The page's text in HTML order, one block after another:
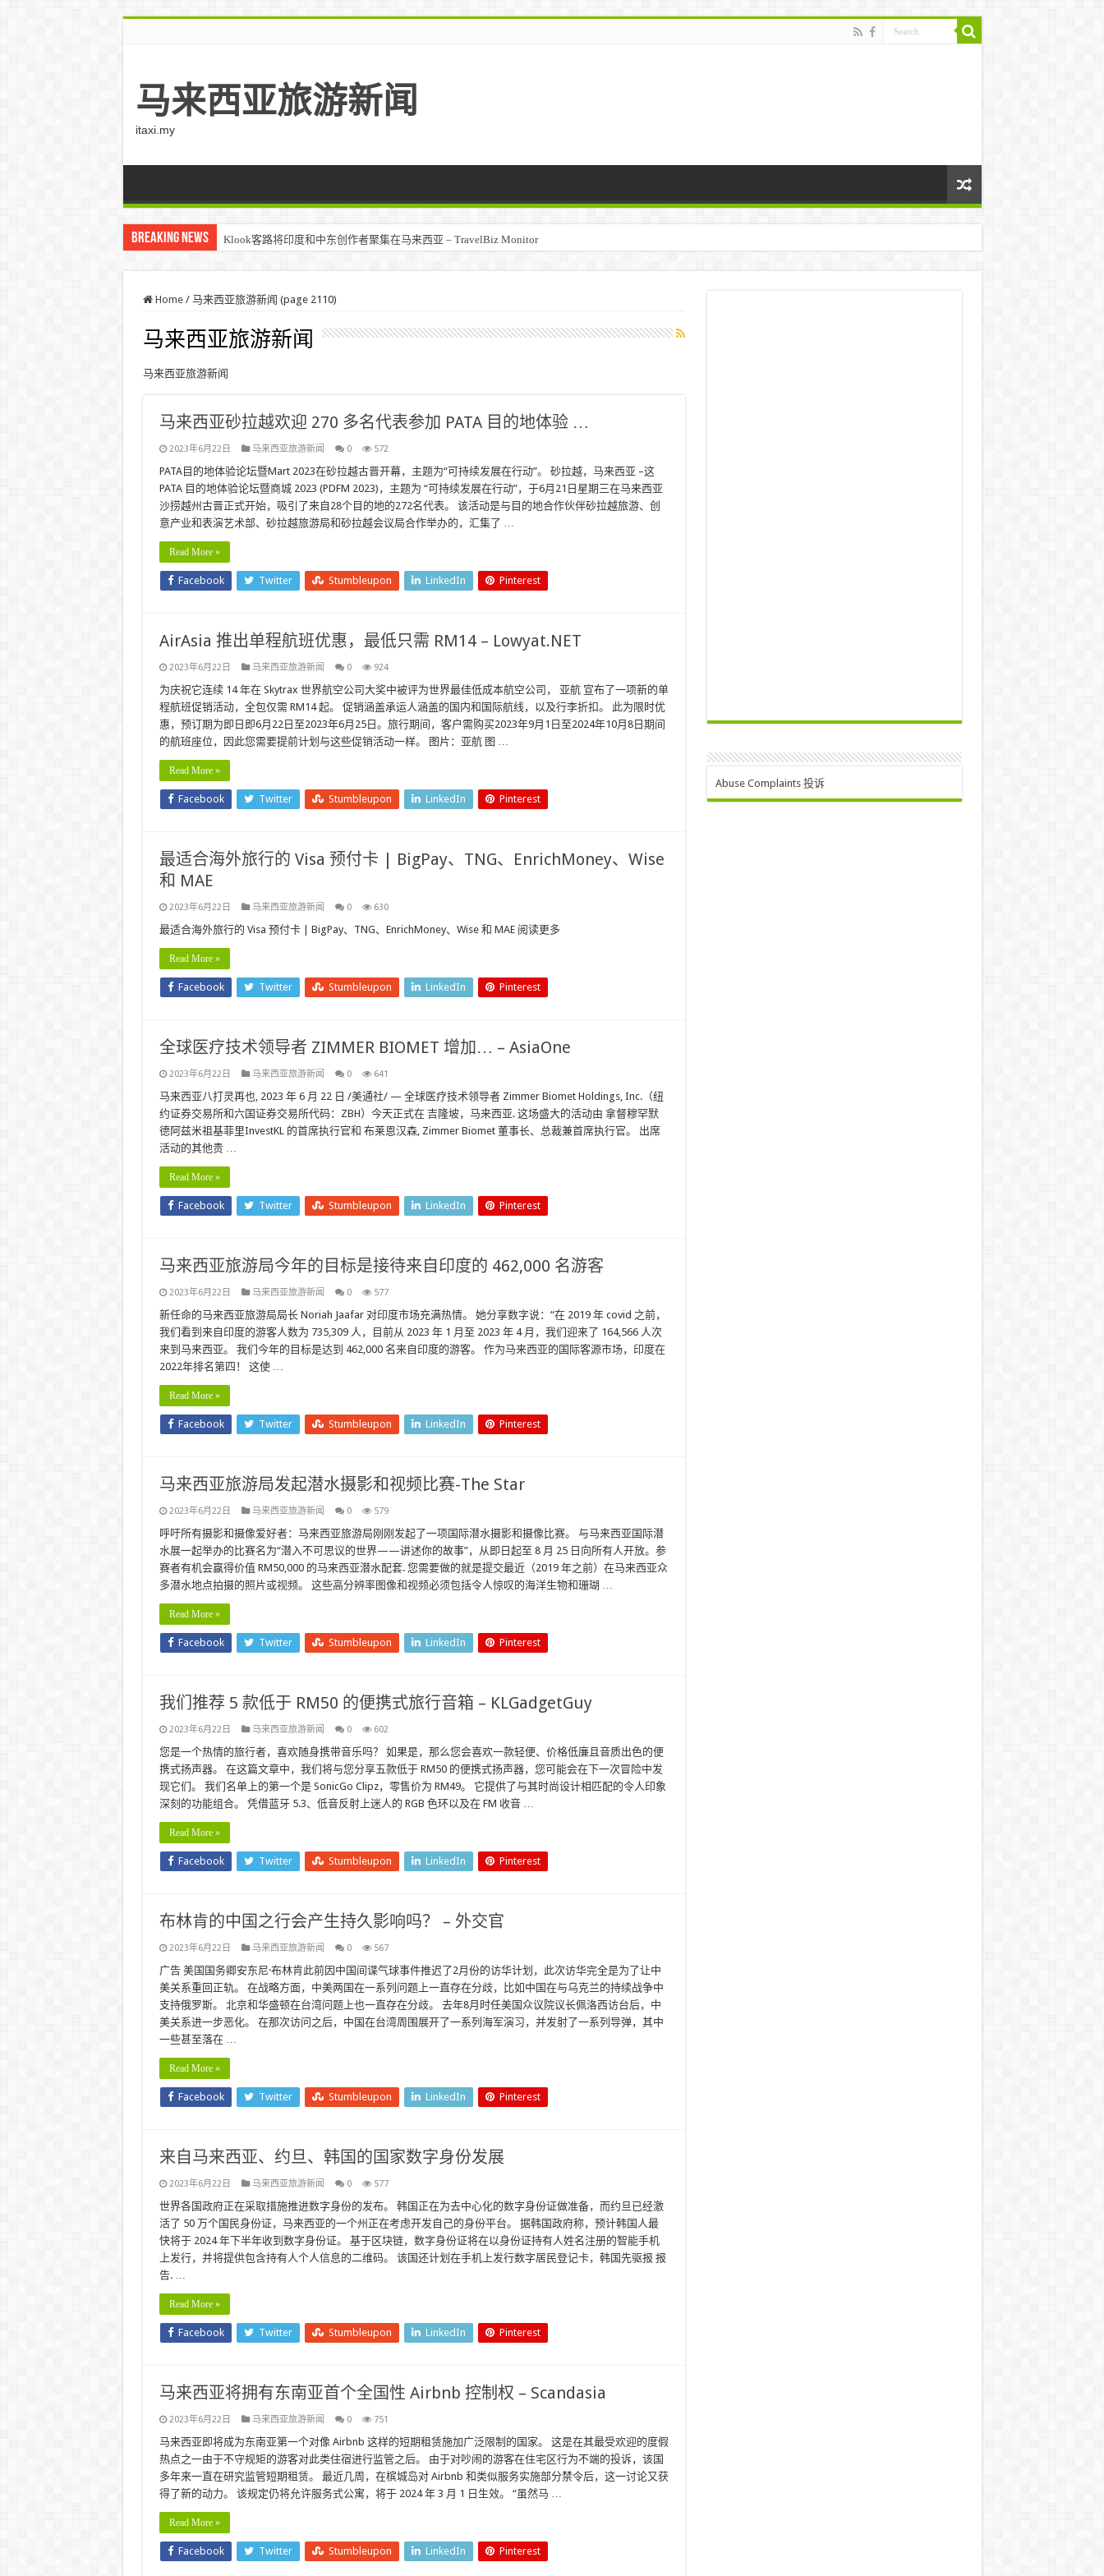
马来西亚旅游新闻
itaxi.my
Breaking News Klook客路将印度和中东创作者聚集在马来西亚 – TravelBiz Monitor
Home / 马来西亚旅游新闻 (page 2110)
马来西亚旅游新闻
马来西亚旅游新闻
马来西亚砂拉越欢迎 270 多名代表参加 PATA 目的地体验 …
2023年6月22日 马来西亚旅游新闻 0 572
PATA目的地体验论坛暨Mart 2023在砂拉越古晋开幕，主题为“可持续发展在行动”。 砂拉越，马来西亚 –这
PATA 目的地体验论坛暨商城 2023 (PDFM 2023)，主题为 “可持续发展在行动”，于6月21日星期三在马来西亚
沙捞越州古晋正式开始，吸引了来自28个目的地的272名代表。 该活动是与目的地合作伙伴砂拉越旅游、创
意产业和表演艺术部、砂拉越旅游局和砂拉越会议局合作举办的，汇集了 …
Read More »
Facebook Twitter Stumbleupon LinkedIn Pinterest
AirAsia 推出单程航班优惠，最低只需 RM14 – Lowyat.NET
2023年6月22日 马来西亚旅游新闻 0 924
为庆祝它连续 14 年在 Skytrax 世界航空公司大奖中被评为世界最佳低成本航空公司， 亚航 宣布了一项新的单
程航班促销活动，全包仅需 RM14 起。 促销涵盖承运人涵盖的国内和国际航线，以及行李折扣。 此为限时优
惠，预订期为即日即6月22日至2023年6月25日。旅行期间，客户需购买2023年9月1日至2024年10月8日期间
的航班座位，因此您需要提前计划与这些促销活动一样。 图片：亚航 图 …
Read More »
Facebook Twitter Stumbleupon LinkedIn Pinterest
最适合海外旅行的 Visa 预付卡 | BigPay、TNG、EnrichMoney、Wise
和 MAE
2023年6月22日 马来西亚旅游新闻 0 630
最适合海外旅行的 Visa 预付卡 | BigPay、TNG、EnrichMoney、Wise 和 MAE 阅读更多
Read More »
Facebook Twitter Stumbleupon LinkedIn Pinterest
全球医疗技术领导者 ZIMMER BIOMET 增加… – AsiaOne
2023年6月22日 马来西亚旅游新闻 0 641
马来西亚八打灵再也, 2023 年 6 月 22 日 /美通社/ — 全球医疗技术领导者 Zimmer Biomet Holdings, Inc.（纽
约证券交易所和六国证券交易所代码：ZBH）今天正式在 吉隆坡，马来西亚. 这场盛大的活动由 拿督穆罕默
德阿兹米祖基菲里InvestKL 的首席执行官和 布莱恩汉森, Zimmer Biomet 董事长、总裁兼首席执行官。 出席
活动的其他贵 …
Read More »
Facebook Twitter Stumbleupon LinkedIn Pinterest
马来西亚旅游局今年的目标是接待来自印度的 462,000 名游客
2023年6月22日 马来西亚旅游新闻 0 577
新任命的马来西亚旅游局局长 Noriah Jaafar 对印度市场充满热情。 她分享数字说：“在 2019 年 covid 之前，
我们看到来自印度的游客人数为 735,309 人，目前从 2023 年 1 月至 2023 年 4 月，我们迎来了 164,566 人次
来到马来西亚。 我们今年的目标是达到 462,000 名来自印度的游客。 作为马来西亚的国际客源市场，印度在
2022年排名第四！ 这使 …
Read More »
Facebook Twitter Stumbleupon LinkedIn Pinterest
马来西亚旅游局发起潜水摄影和视频比赛-The Star
2023年6月22日 马来西亚旅游新闻 0 579
呼吁所有摄影和摄像爱好者：马来西亚旅游局刚刚发起了一项国际潜水摄影和摄像比赛。 与马来西亚国际潜
水展一起举办的比赛名为“潜入不可思议的世界——讲述你的故事”，从即日起至 8 月 25 日向所有人开放。参
赛者有机会赢得价值 RM50,000 的马来西亚潜水配套. 您需要做的就是提交最近（2019 年之前）在马来西亚众
多潜水地点拍摄的照片或视频。 这些高分辨率图像和视频必须包括令人惊叹的海洋生物和珊瑚 …
Read More »
Facebook Twitter Stumbleupon LinkedIn Pinterest
我们推荐 5 款低于 RM50 的便携式旅行音箱 – KLGadgetGuy
2023年6月22日 马来西亚旅游新闻 0 602
您是一个热情的旅行者，喜欢随身携带音乐吗？ 如果是，那么您会喜欢一款轻便、价格低廉且音质出色的便
携式扬声器。 在这篇文章中，我们将与您分享五款低于 RM50 的便携式扬声器，您可能会在下一次冒险中发
现它们。 我们名单上的第一个是 SonicGo Clipz，零售价为 RM49。 它提供了与其时尚设计相匹配的令人印象
深刻的功能组合。 凭借蓝牙 5.3、低音反射上迷人的 RGB 色环以及在 FM 收音 …
Read More »
Facebook Twitter Stumbleupon LinkedIn Pinterest
布林肯的中国之行会产生持久影响吗？ – 外交官
2023年6月22日 马来西亚旅游新闻 0 567
广告 美国国务卿安东尼·布林肯此前因中国间谍气球事件推迟了2月份的访华计划，此次访华完全是为了让中
美关系重回正轨。 在战略方面，中美两国在一系列问题上一直存在分歧，比如中国在与乌克兰的持续战争中
支持俄罗斯。 北京和华盛顿在台湾问题上也一直存在分歧。 去年8月时任美国众议院议长佩洛西访台后，中
美关系进一步恶化。 在那次访问之后，中国在台湾周围展开了一系列海军演习，并发射了一系列导弹，其中
一些甚至落在 …
Read More »
Facebook Twitter Stumbleupon LinkedIn Pinterest
来自马来西亚、约旦、韩国的国家数字身份发展
2023年6月22日 马来西亚旅游新闻 0 577
世界各国政府正在采取措施推进数字身份的发布。 韩国正在为去中心化的数字身份证做准备，而约旦已经激
活了 50 万个国民身份证，马来西亚的一个州正在考虑开发自己的身份平台。 据韩国政府称，预计韩国人最
快将于 2024 年下半年收到数字身份证。 基于区块链，数字身份证将在以身份证持有人姓名注册的智能手机
上发行，并将提供包含持有人个人信息的二维码。 该国还计划在手机上发行数字居民登记卡，韩国先驱报 报
告. …
Read More »
Facebook Twitter Stumbleupon LinkedIn Pinterest
马来西亚将拥有东南亚首个全国性 Airbnb 控制权 – Scandasia
2023年6月22日 马来西亚旅游新闻 0 751
马来西亚即将成为东南亚第一个对像 Airbnb 这样的短期租赁施加广泛限制的国家。 这是在其最受欢迎的度假
热点之一由于不守规矩的游客对此类住宿进行监管之后。 由于对吵闹的游客在住宅区行为不端的投诉，该国
多年来一直在研究监管短期租赁。 最近几周，在槟城岛对 Airbnb 和类似服务实施部分禁令后，这一讨论又获
得了新的动力。 该规定仍将允许服务式公寓，将于 2024 年 3 月 1 日生效。 “虽然马 …
Read More »
Facebook Twitter Stumbleupon LinkedIn Pinterest
Abuse Complaints 投诉